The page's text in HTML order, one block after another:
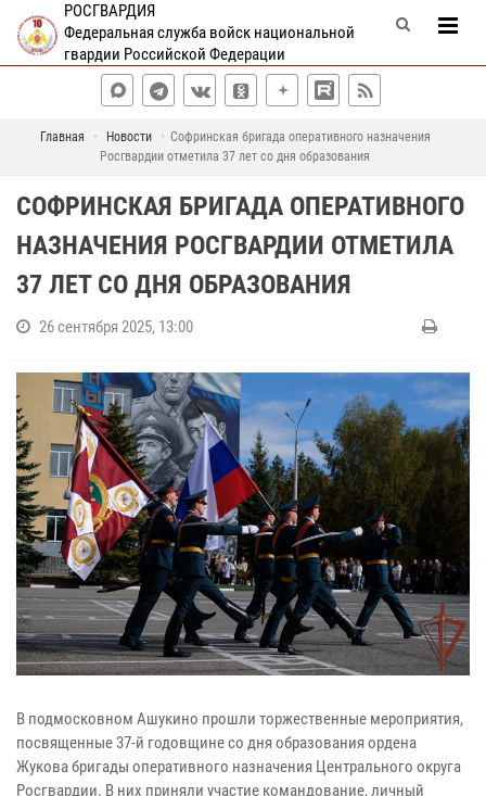
РОСГВАРДИЯ
Федеральная служба войск национальной
гвардии Российской Федерации
Главная Новости
Софринская бригада оперативного назначения
Росгвардии отметила 37 лет со дня образования
СОФРИНСКАЯ БРИГАДА ОПЕРАТИВНОГО
НАЗНАЧЕНИЯ РОСГВАРДИИ ОТМЕТИЛА
37 ЛЕТ СО ДНЯ ОБРАЗОВАНИЯ
26 сентября 2025, 13:00
В подмосковном Ашукино прошли торжественные мероприятия,
посвященные 37-й годовщине со дня образования ордена
Жукова бригады оперативного назначения Центрального округа
Росгвардии. В них приняли участие командование, личный